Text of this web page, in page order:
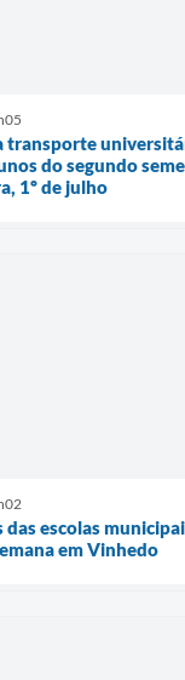
transporte
do segundo
1º de julho
das escolas
em Vinhedo